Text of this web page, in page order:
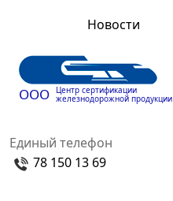
Новости
ООО Центр сертификации
железнодорожной продукции
Единый телефон
78 150 13 69